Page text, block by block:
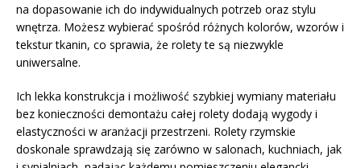
na dopasowanie ich do indywidualnych potrzeb oraz stylu
wnętrza. Możesz wybierać spośród różnych kolorów, wzorów i
tekstur tkanin, co sprawia, że rolety te są niezwykle
uniwersalne.
Ich lekka konstrukcja i możliwość szybkiej wymiany materiału
bez konieczności demontażu całej rolety dodają wygody i
elastyczności w aranżacji przestrzeni. Rolety rzymskie
doskonale sprawdzają się zarówno w salonach, kuchniach, jak